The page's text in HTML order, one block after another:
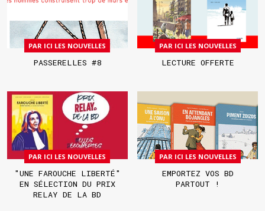
PAR ICI LES NOUVELLES
PASSERELLES #8
PAR ICI LES NOUVELLES
LECTURE OFFERTE
PAR ICI LES NOUVELLES
"UNE FAROUCHE LIBERTÉ"
EN SÉLECTION DU PRIX
RELAY DE LA BD
PAR ICI LES NOUVELLES
EMPORTEZ VOS BD
PARTOUT !